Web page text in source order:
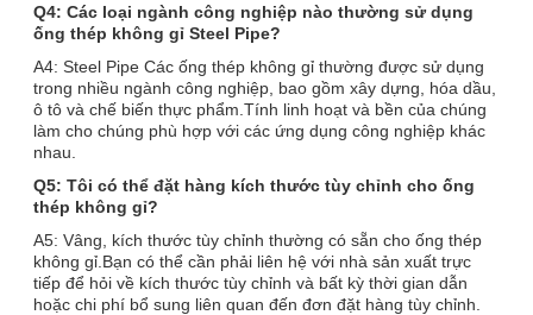
Q4: Các loại ngành công nghiệp nào thường sử dụng
ống thép không gỉ Steel Pipe?
A4: Steel Pipe Các ống thép không gỉ thường được sử dụng
trong nhiều ngành công nghiệp, bao gồm xây dựng, hóa dầu,
ô tô và chế biến thực phẩm.Tính linh hoạt và bền của chúng
làm cho chúng phù hợp với các ứng dụng công nghiệp khác
nhau.
Q5: Tôi có thể đặt hàng kích thước tùy chỉnh cho ống
thép không gỉ?
A5: Vâng, kích thước tùy chỉnh thường có sẵn cho ống thép
không gỉ.Bạn có thể cần phải liên hệ với nhà sản xuất trực
tiếp để hỏi về kích thước tùy chỉnh và bất kỳ thời gian dẫn
hoặc chi phí bổ sung liên quan đến đơn đặt hàng tùy chỉnh.